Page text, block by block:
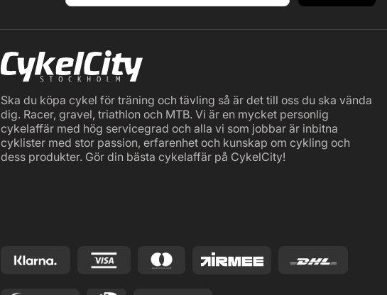
Ska du köpa cykel för träning och tävling så är det till oss du ska vända
dig. Racer, gravel, triathlon och MTB. Vi är en mycket personlig
cykelaffär med hög servicegrad och alla vi som jobbar är inbitna
cyklister med stor passion, erfarenhet och kunskap om cykling och
dess produkter. Gör din bästa cykelaffär på CykelCity!